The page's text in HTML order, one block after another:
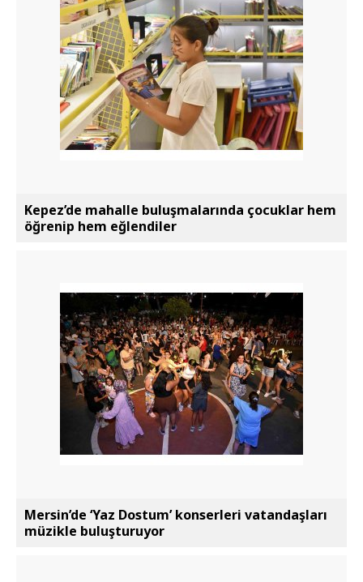
Kepez’de mahalle buluşmalarında çocuklar hem
öğrenip hem eğlendiler
Mersin’de ‘Yaz Dostum’ konserleri vatandaşları
müzikle buluşturuyor